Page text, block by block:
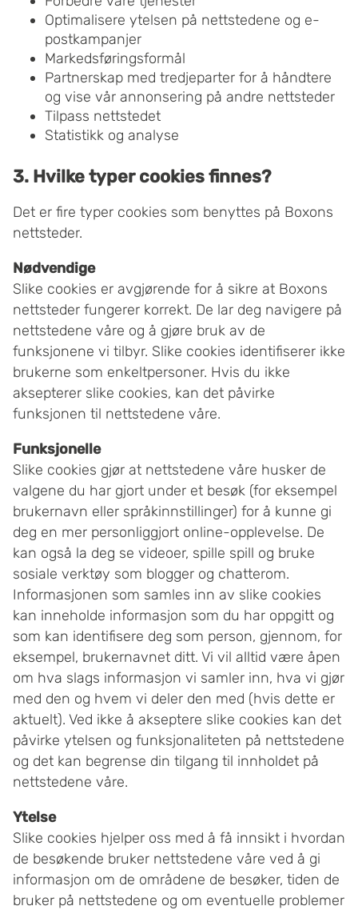
Optimalisere ytelsen på nettstedene og e-
postkampanjer
Markedsføringsformål
Partnerskap med tredjeparter for å håndtere
og vise vår annonsering på andre nettsteder
Tilpass nettstedet
Statistikk og analyse
3. Hvilke typer cookies finnes?
Det er fire typer cookies som benyttes på Boxons
nettsteder.
Nødvendige
Slike cookies er avgjørende for å sikre at Boxons
nettsteder fungerer korrekt. De lar deg navigere på
nettstedene våre og å gjøre bruk av de
funksjonene vi tilbyr. Slike cookies identifiserer ikke
brukerne som enkeltpersoner. Hvis du ikke
aksepterer slike cookies, kan det påvirke
funksjonen til nettstedene våre.
Funksjonelle
Slike cookies gjør at nettstedene våre husker de
valgene du har gjort under et besøk (for eksempel
brukernavn eller språkinnstillinger) for å kunne gi
deg en mer personliggjort online-opplevelse. De
kan også la deg se videoer, spille spill og bruke
sosiale verktøy som blogger og chatterom.
Informasjonen som samles inn av slike cookies
kan inneholde informasjon som du har oppgitt og
som kan identifisere deg som person, gjennom, for
eksempel, brukernavnet ditt. Vi vil alltid være åpen
om hva slags informasjon vi samler inn, hva vi gjør
med den og hvem vi deler den med (hvis dette er
aktuelt). Ved ikke å akseptere slike cookies kan det
påvirke ytelsen og funksjonaliteten på nettstedene
og det kan begrense din tilgang til innholdet på
nettstedene våre.
Ytelse
Slike cookies hjelper oss med å få innsikt i hvordan
de besøkende bruker nettstedene våre ved å gi
informasjon om de områdene de besøker, tiden de
bruker på nettstedene og om eventuelle problemer